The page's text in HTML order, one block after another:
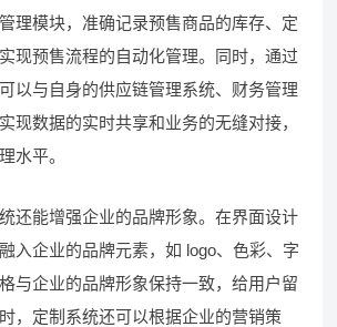
理模块，准确记录预售商品的库存、定
现预售流程的自动化管理。同时，通过
以与自身的供应链管理系统、财务管理
现数据的实时共享和业务的无缝对接，
水平。
还能增强企业的品牌形象。在界面设计
入企业的品牌元素，如 logo、色彩、字
与企业的品牌形象保持一致，给用户留
，定制系统还可以根据企业的营销策